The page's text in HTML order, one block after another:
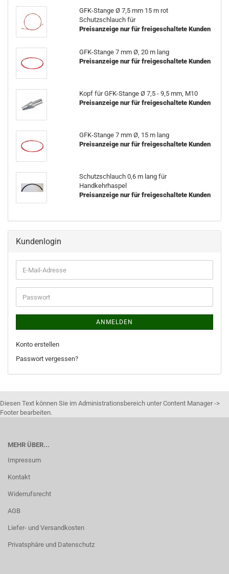
GFK-Stange Ø 7,5 mm 15 m rot
Schutzschlauch für
Preisanzeige nur für freigeschaltete Kunden
GFK-Stange 7 mm Ø, 20 m lang
Preisanzeige nur für freigeschaltete Kunden
Kopf für GFK-Stange Ø 7,5 - 9,5 mm, M10
Preisanzeige nur für freigeschaltete Kunden
GFK-Stange 7 mm Ø, 15 m lang
Preisanzeige nur für freigeschaltete Kunden
Schutzschlauch 0,6 m lang für
Handkehrhaspel
Preisanzeige nur für freigeschaltete Kunden
Kundenlogin
ANMELDEN
Konto erstellen
Passwort vergessen?
Diesen Text können Sie im Administrationsbereich unter Content Manager ->
Footer bearbeiten.
MEHR ÜBER...
Impressum
Kontakt
Widerrufsrecht
AGB
Liefer- und Versandkosten
Privatsphäre und Datenschutz